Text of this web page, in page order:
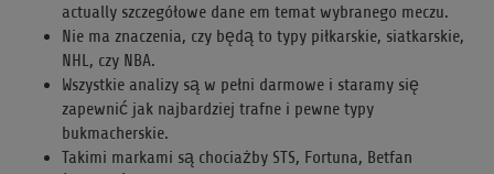
actually szczegółowe dane em temat wybranego meczu.
Nie ma znaczenia, czy będą to typy piłkarskie, siatkarskie,
NHL, czy NBA.
Wszystkie analizy są w pełni darmowe i staramy się
zapewnić jak najbardziej trafne i pewne typy
bukmacherskie.
Takimi markami są chociażby STS, Fortuna, Betfan